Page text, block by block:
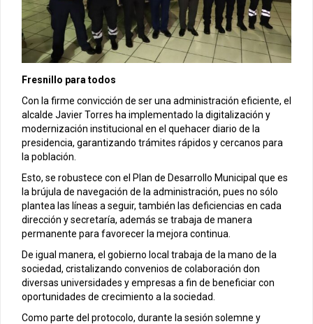
Fresnillo para todos
Con la firme convicción de ser una administración eficiente, el
alcalde Javier Torres ha implementado la digitalización y
modernización institucional en el quehacer diario de la
presidencia, garantizando trámites rápidos y cercanos para
la población.
Esto, se robustece con el Plan de Desarrollo Municipal que es
la brújula de navegación de la administración, pues no sólo
plantea las líneas a seguir, también las deficiencias en cada
dirección y secretaría, además se trabaja de manera
permanente para favorecer la mejora continua.
De igual manera, el gobierno local trabaja de la mano de la
sociedad, cristalizando convenios de colaboración don
diversas universidades y empresas a fin de beneficiar con
oportunidades de crecimiento a la sociedad.
Como parte del protocolo, durante la sesión solemne y